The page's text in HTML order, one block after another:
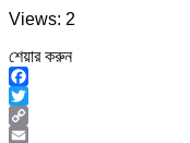
Views: 2
শেয়ার করুন
Facebook
Twitter
Copy